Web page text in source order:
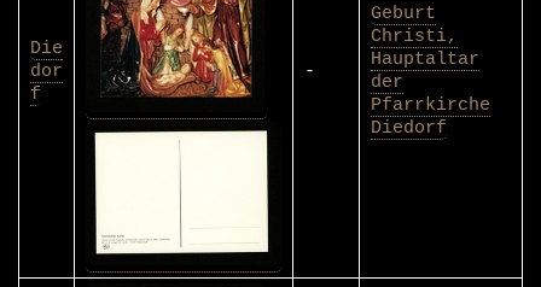
Die
dor
f
-
Geburt
Christi,
Hauptaltar
der
Pfarrkirche
Diedorf